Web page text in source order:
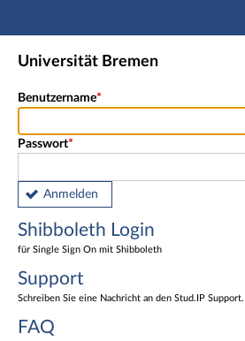
Hauptnavigation
Shibboleth Login
Universität Bremen
Benutzername
Passwort
Anmelden
Shibboleth Login
für Single Sign On mit Shibboleth
Support
Schreiben Sie eine Nachricht an den Stud.IP Support.
FAQ